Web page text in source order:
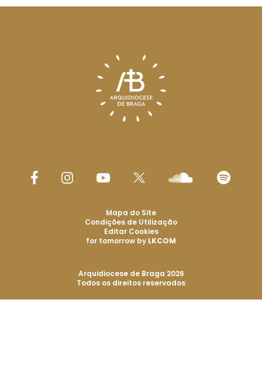
Arquidiocese de Braga 2026
Todos os direitos reservados
Mapa do Site
Condições de Utilização
Editar Cookies
for tomorrow by LKCOM